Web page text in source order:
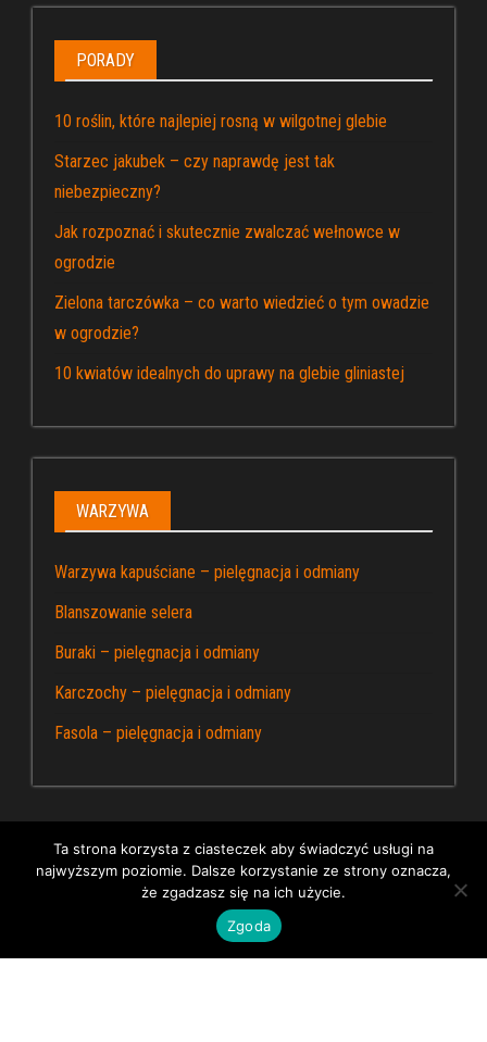
PORADY
10 roślin, które najlepiej rosną w wilgotnej glebie
Starzec jakubek – czy naprawdę jest tak
niebezpieczny?
Jak rozpoznać i skutecznie zwalczać wełnowce w
ogrodzie
Zielona tarczówka – co warto wiedzieć o tym owadzie
w ogrodzie?
10 kwiatów idealnych do uprawy na glebie gliniastej
WARZYWA
Warzywa kapuściane – pielęgnacja i odmiany
Blanszowanie selera
Buraki – pielęgnacja i odmiany
Karczochy – pielęgnacja i odmiany
Fasola – pielęgnacja i odmiany
Dumnie wspierane przez WordPress|Kapusta – blog
ogrodniczy
Ta strona korzysta z ciasteczek aby świadczyć usługi na
najwyższym poziomie. Dalsze korzystanie ze strony oznacza,
że zgadzasz się na ich użycie.
Zgoda